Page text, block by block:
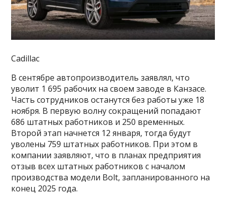
Cadillac
В сентябре автопроизводитель заявлял, что
уволит 1 695 рабочих на своем заводе в Канзасе.
Часть сотрудников останутся без работы уже 18
ноября. В первую волну сокращений попадают
686 штатных работников и 250 временных.
Второй этап начнется 12 января, тогда будут
уволены 759 штатных работников. При этом в
компании заявляют, что в планах предприятия
отзыв всех штатных работников с началом
производства модели Bolt, запланированного на
конец 2025 года.